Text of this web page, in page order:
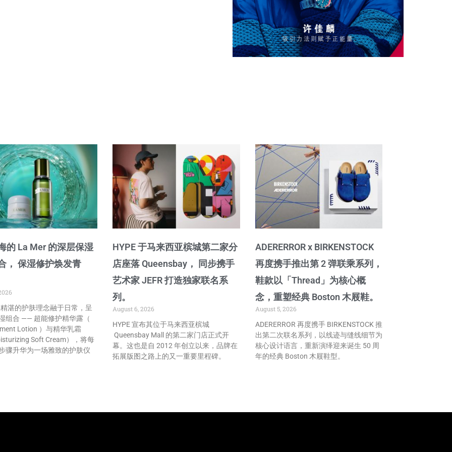
的 La Mer 的深层保湿
， 保湿修护焕发青
湛的护肤理念融于日常，呈
组合 —— 超能修护精华露（
Lotion ）与精华乳霜
Soft Cream），将每
骤升华为一场雅致的护肤仪
HYPE 于马来西亚槟城第二家分
店座落 Queensbay， 同步携手
艺术家 JEFR 打造独家联名系
列。
August 6, 2026
HYPE 宣布其位于马来西亚槟城
Queensbay Mall 的第二家门店正式开
幕。这也是自 2012 年创立以来，品牌在
拓展版图之路上的又一重要里程碑。
ADERERROR x BIRKENSTOCK
再度携手推出第 2 弹联乘系列，
鞋款以「Thread」为核心概
念，重塑经典 Boston 木屐鞋。
August 5, 2026
ADERERROR 再度携手 BIRKENSTOCK 推
出第二次联名系列，以线迹与缝线细节为
核心设计语言，重新演绎迎来诞生 50 周
年的经典 Boston 木屐鞋型。